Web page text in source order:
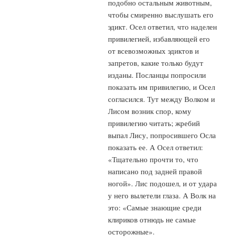
подобно остальным животным,
чтобы смиренно выслушать его
эдикт. Осел ответил, что наделен
привилегией, избавляющей его
от всевозможных эдиктов и
запретов, какие только будут
изданы. Посланцы попросили
показать им привилегию, и Осел
согласился. Тут между Волком и
Лисом возник спор, кому
привилегию читать; жребий
выпал Лису, попросившего Осла
показать ее. А Осел ответил:
«Тщательно прочти то, что
написано под задней правой
ногой». Лис подошел, и от удара
у него вылетели глаза. А Волк на
это: «Самые знающие среди
клириков отнюдь не самые
осторожные».